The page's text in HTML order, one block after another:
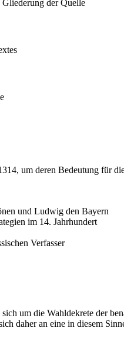
Gliederung der Quelle
um deren Bedeutung für
und Ludwig den Bayern
im 14. Jahrhundert
Verfasser
um die Wahldekrete der
daher an eine in diesem